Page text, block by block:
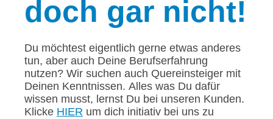
doch gar nicht!
Du möchtest eigentlich gerne etwas anderes
tun, aber auch Deine Berufserfahrung
nutzen? Wir suchen auch Quereinsteiger mit
Deinen Kenntnissen. Alles was Du dafür
wissen musst, lernst Du bei unseren Kunden.
Klicke HIER um dich initiativ bei uns zu